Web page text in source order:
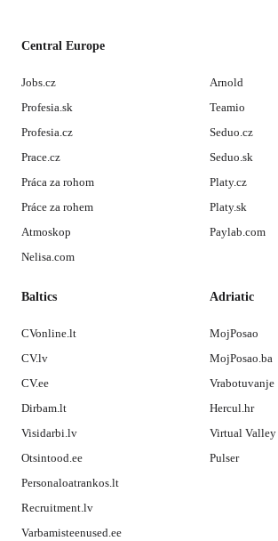
Central Europe
Jobs.cz
Profesia.sk
Profesia.cz
Prace.cz
Práca za rohom
Práce za rohem
Atmoskop
Nelisa.com
Arnold
Teamio
Seduo.cz
Seduo.sk
Platy.cz
Platy.sk
Paylab.com
Baltics
CVonline.lt
CV.lv
CV.ee
Dirbam.lt
Visidarbi.lv
Otsintood.ee
Personaloatrankos.lt
Recruitment.lv
Varbamisteenused.ee
Adriatic
MojPosao
MojPosao.ba
Vrabotuvanje
Hercul.hr
Virtual Valley
Pulser